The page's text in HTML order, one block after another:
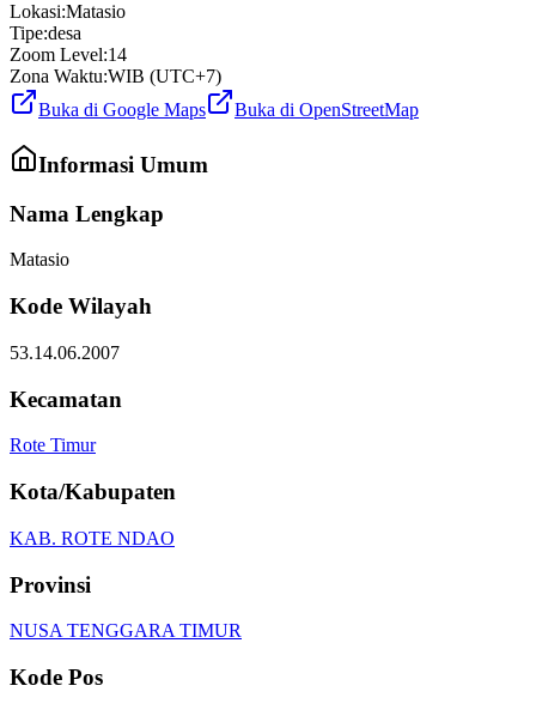
Lokasi:Matasio
Tipe:desa
Zoom Level:14
Zona Waktu:WIB (UTC+7)
Buka di Google Maps
Buka di OpenStreetMap
Informasi Umum
Nama Lengkap
Matasio
Kode Wilayah
53.14.06.2007
Kecamatan
Rote Timur
Kota/Kabupaten
KAB. ROTE NDAO
Provinsi
NUSA TENGGARA TIMUR
Kode Pos